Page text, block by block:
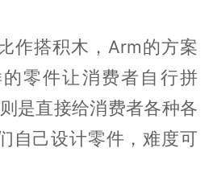
作搭积木，Arm的方案
零件让消费者自行拼
是直接给消费者各种各
自己设计零件，难度可